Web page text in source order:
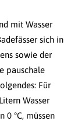
mit Wasser
sich in
sowie der
pauschale
Für
Wasser
°C, müssen